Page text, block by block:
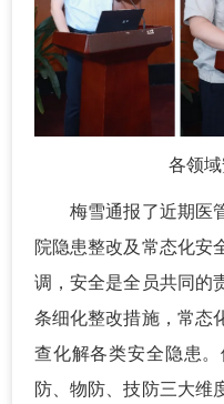
各领域
梅雪通报了近期医管
院隐患整改及常态化安
调，安全是全员共同的
条细化整改措施，常态
查化解各类安全隐患
防、物防、技防三大维